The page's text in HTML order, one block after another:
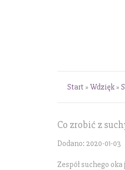
Start » Wdzięk »
Co zrobić z
Dodano: 2020-01-03
Zespół suchego